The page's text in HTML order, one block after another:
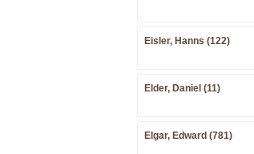
Eisler, Hanns (122)
Elder, Daniel (11)
Elgar, Edward (781)